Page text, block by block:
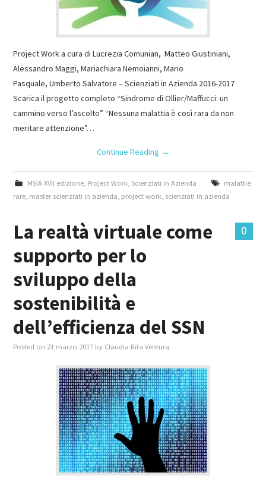
Project Work a cura di Lucrezia Comunian, Matteo Giustiniani,
Alessandro Maggi, Mariachiara Nemoianni, Mario
Pasquale, Umberto Salvatore – Scienziati in Azienda 2016-2017
Scarica il progetto completo “Sindrome di Ollier/Maffucci: un
cammino verso l’ascolto” “Nessuna malattia è così rara da non
meritare attenzione”…
Continue Reading →
MSIA XVII edizione, Project Work, Scienziati in Azienda
malattie
rare master scienziati in azienda project work scienziati in azienda
0
La realtà virtuale come
supporto per lo
sviluppo della
sostenibilità e
dell’efficienza del SSN
Posted on 21 marzo 2017 by Claudia Rita Ventura